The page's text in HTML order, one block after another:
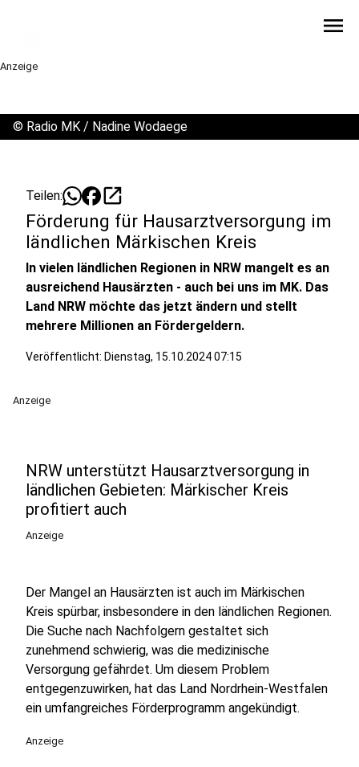
menu
Anzeige
© Radio MK / Nadine Wodaege
Teilen: open_in_new
Förderung für Hausarztversorgung im
ländlichen Märkischen Kreis
In vielen ländlichen Regionen in NRW mangelt es an
ausreichend Hausärzten - auch bei uns im MK. Das
Land NRW möchte das jetzt ändern und stellt
mehrere Millionen an Fördergeldern.
Veröffentlicht: Dienstag, 15.10.2024 07:15
Anzeige
NRW unterstützt Hausarztversorgung in
ländlichen Gebieten: Märkischer Kreis
profitiert auch
Anzeige
Der Mangel an Hausärzten ist auch im Märkischen
Kreis spürbar, insbesondere in den ländlichen Regionen.
Die Suche nach Nachfolgern gestaltet sich
zunehmend schwierig, was die medizinische
Versorgung gefährdet. Um diesem Problem
entgegenzuwirken, hat das Land Nordrhein-Westfalen
ein umfangreiches Förderprogramm angekündigt.
Anzeige